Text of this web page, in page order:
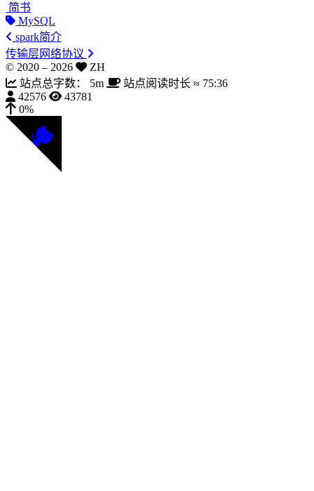
简书
MySQL
spark简介
传输层网络协议
© 2020 – 2026
ZH
站点总字数：
5m 站点阅读时长 ≈ 75:36
42576
43781
0%